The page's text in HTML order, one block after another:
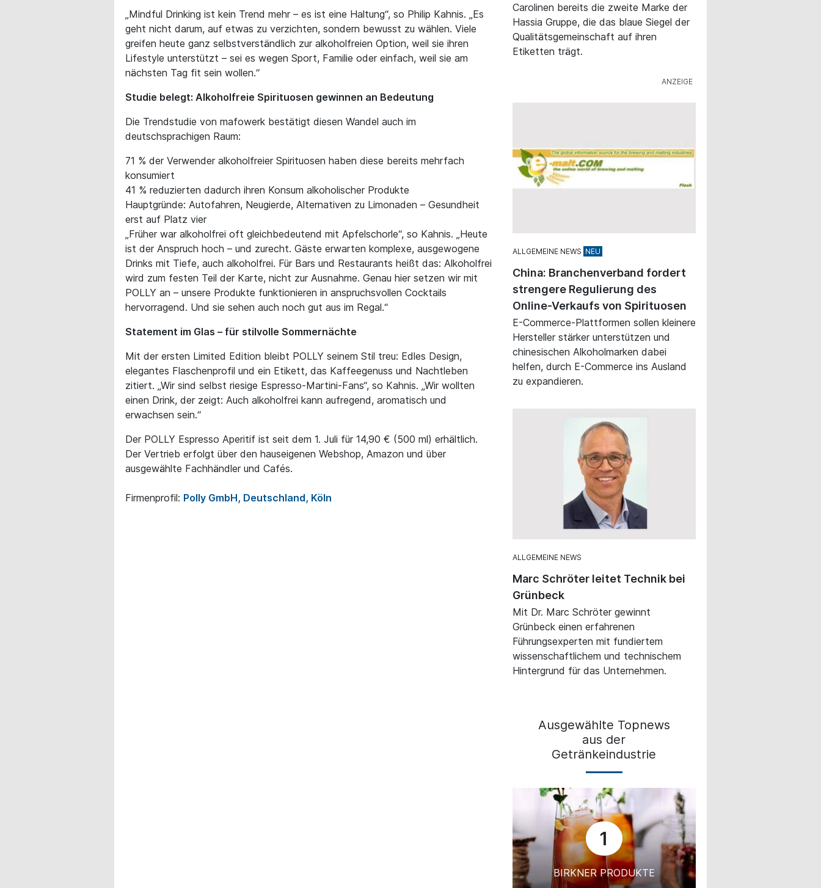
„Mindful Drinking ist kein Trend mehr – es ist eine Haltung“, so Philip Kahnis. „Es
geht nicht darum, auf etwas zu verzichten, sondern bewusst zu wählen. Viele
greifen heute ganz selbstverständlich zur alkoholfreien Option, weil sie ihren
Lifestyle unterstützt – sei es wegen Sport, Familie oder einfach, weil sie am
nächsten Tag fit sein wollen.“
Studie belegt: Alkoholfreie Spirituosen gewinnen an Bedeutung
Die Trendstudie von mafowerk bestätigt diesen Wandel auch im
deutschsprachigen Raum:
71 % der Verwender alkoholfreier Spirituosen haben diese bereits mehrfach
konsumiert
41 % reduzierten dadurch ihren Konsum alkoholischer Produkte
Hauptgründe: Autofahren, Neugierde, Alternativen zu Limonaden – Gesundheit
erst auf Platz vier
„Früher war alkoholfrei oft gleichbedeutend mit Apfelschorle“, so Kahnis. „Heute
ist der Anspruch hoch – und zurecht. Gäste erwarten komplexe, ausgewogene
Drinks mit Tiefe, auch alkoholfrei. Für Bars und Restaurants heißt das: Alkoholfrei
wird zum festen Teil der Karte, nicht zur Ausnahme. Genau hier setzen wir mit
POLLY an – unsere Produkte funktionieren in anspruchsvollen Cocktails
hervorragend. Und sie sehen auch noch gut aus im Regal.“
Statement im Glas – für stilvolle Sommernächte
Mit der ersten Limited Edition bleibt POLLY seinem Stil treu: Edles Design,
elegantes Flaschenprofil und ein Etikett, das Kaffeegenuss und Nachtleben
zitiert. „Wir sind selbst riesige Espresso-Martini-Fans“, so Kahnis. „Wir wollten
einen Drink, der zeigt: Auch alkoholfrei kann aufregend, aromatisch und
erwachsen sein.“
Der POLLY Espresso Aperitif ist seit dem 1. Juli für 14,90 € (500 ml) erhältlich.
Der Vertrieb erfolgt über den hauseigenen Webshop, Amazon und über
ausgewählte Fachhändler und Cafés.
Firmenprofil: Polly GmbH, Deutschland, Köln
Carolinen bereits die zweite Marke der
Hassia Gruppe, die das blaue Siegel der
Qualitätsgemeinschaft auf ihren
Etiketten trägt.
ALLGEMEINE NEWS
China: Branchenverband fordert
strengere Regulierung des
Online-Verkaufs von Spirituosen
E-Commerce-Plattformen sollen kleinere
Hersteller stärker unterstützen und
chinesischen Alkoholmarken dabei
helfen, durch E-Commerce ins Ausland
zu expandieren.
ALLGEMEINE NEWS
Marc Schröter leitet Technik bei
Grünbeck
Mit Dr. Marc Schröter gewinnt
Grünbeck einen erfahrenen
Führungsexperten mit fundiertem
wissenschaftlichem und technischem
Hintergrund für das Unternehmen.
Ausgewählte Topnews
aus der
Getränkeindustrie
1
BIRKNER PRODUKTE